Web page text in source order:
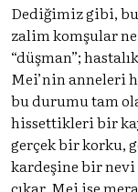
Dediğimiz gibi,
zalim komşular
“düşman”;
Mei’nin anneleri
bu durumu tam
hissettikleri bir
gerçek bir korku,
kardeşine bir nevi
çıkar, Mei ise